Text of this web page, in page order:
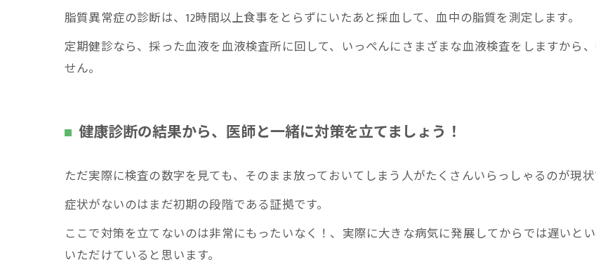
脂質異常症の診断は、12時間以上食事をとらずにいたあと採血して、血中の脂質を測定します。
定期健診なら、採った血液を血液検査所に回して、いっぺんにさまざまな血液検査をしますから
せん。
健康診断の結果から、医師と一緒に対策を立てましょう！
ただ実際に検査の数字を見ても、そのまま放っておいてしまう人がたくさんいらっしゃるのが現状
症状がないのはまだ初期の段階である証拠です。
ここで対策を立てないのは非常にもったいなく！、実際に大きな病気に発展してからでは遅いと
いただけていると思います。